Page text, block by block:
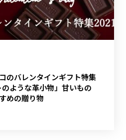
のバレンタインギフト特集
ような革小物」甘いもの
めの贈り物